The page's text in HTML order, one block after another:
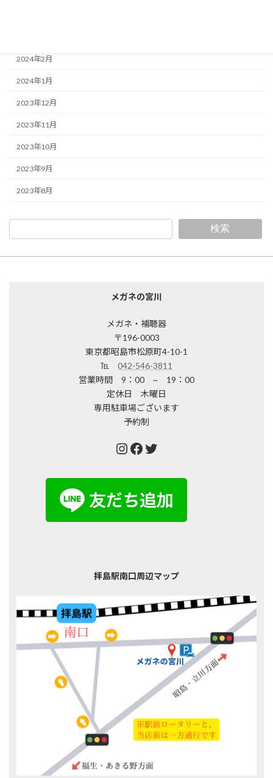
2024年2月
2024年1月
2023年12月
2023年11月
2023年10月
2023年9月
2023年8月
検索
メガネの宮川
メガネ・補聴器
〒196-0003
東京都昭島市松原町4-10-1
℡ 042-546-3811
営業時間 9：00 ~ 19：00
定休日 木曜日
専用駐車場ございます
予約制
Instagram
Facebook
Twitter
拝島駅南口周辺マップ